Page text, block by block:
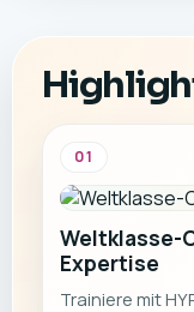
01
Weltklasse-
Expertise
Trainiere mit